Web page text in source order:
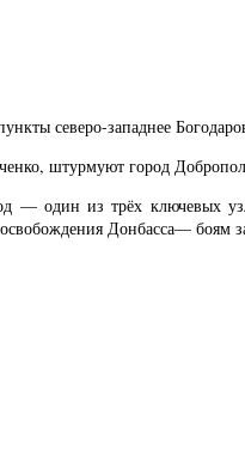
северо-западнее
штурмуют город
один из трёх ключевых
Донбасса—